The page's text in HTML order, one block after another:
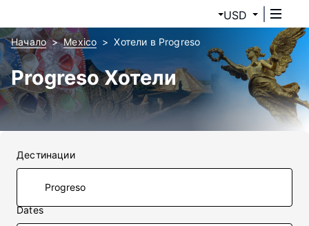
USD
Начало Mexico Хотели в Progreso
Progreso Хотели
Дестинации
Dates